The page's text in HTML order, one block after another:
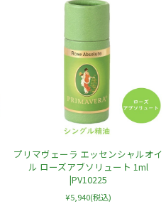
プリマヴェーラ エッセンシャルオイ
ル ローズアブソリュート 1ml
|PV10225
¥5,940(税込)